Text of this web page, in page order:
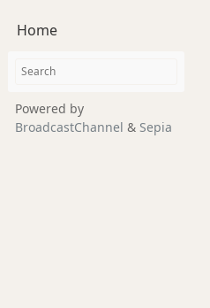
Home
Powered by
BroadcastChannel & Sepia